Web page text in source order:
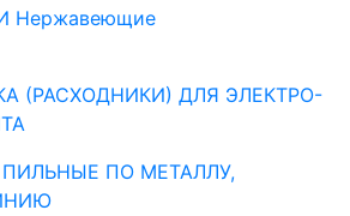
Нержавеющие
(РАСХОДНИКИ) ДЛЯ ЭЛЕКТРО-
ПО МЕТАЛЛУ,